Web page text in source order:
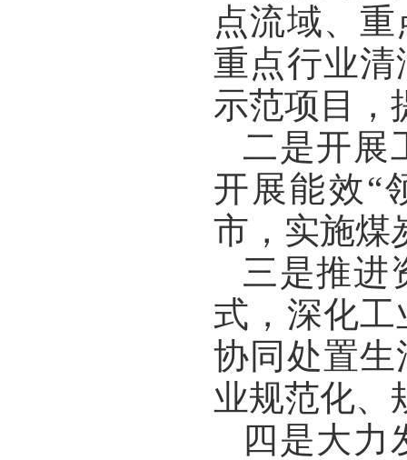
点流域、
重点行业
示范项目，
二是开展
开展能效“
市，实施煤
三是推进
式，深化
协同处置
业规范化、
四是大力